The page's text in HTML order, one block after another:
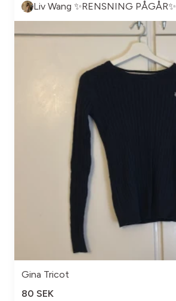
Liv Wang ✨RENSNING PÅGÅR✨
Gina Tricot
80 SEK